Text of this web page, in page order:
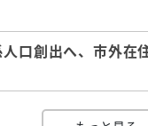
口創出へ、市外在